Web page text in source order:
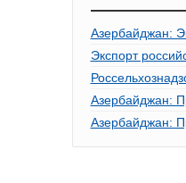
Азербайджан:
Экспорт
Азербайджан:
Азербайджан: